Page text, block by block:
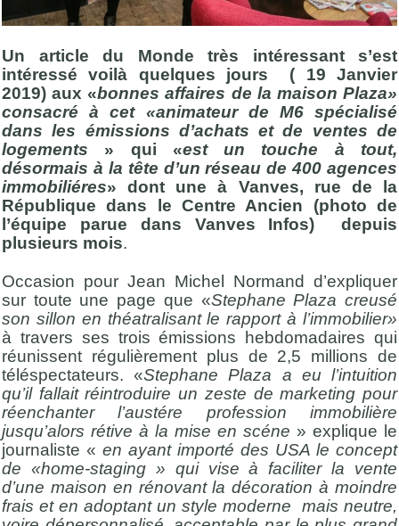
Un article du Monde très intéressant s’est
intéressé voilà quelques jours ( 19 Janvier
2019) aux «bonnes affaires de la maison Plaza»
consacré à cet «animateur de M6 spécialisé
dans les émissions d’achats et de ventes de
logements » qui «est un touche à tout,
désormais à la tête d’un réseau de 400 agences
immobiliéres» dont une à Vanves, rue de la
République dans le Centre Ancien (photo de
l’équipe parue dans Vanves Infos) depuis
plusieurs mois.
Occasion pour Jean Michel Normand d’expliquer
sur toute une page que «Stephane Plaza creusé
son sillon en théatralisant le rapport à l’immobilier»
à travers ses trois émissions hebdomadaires qui
réunissent régulièrement plus de 2,5 millions de
téléspectateurs. «Stephane Plaza a eu l’intuition
qu’il fallait réintroduire un zeste de marketing pour
réenchanter l’austére profession immobilière
jusqu’alors rétive à la mise en scéne » explique le
journaliste « en ayant importé des USA le concept
de «home-staging » qui vise à faciliter la vente
d’une maison en rénovant la décoration à moindre
frais et en adoptant un style moderne mais neutre,